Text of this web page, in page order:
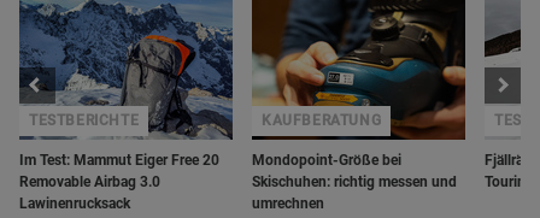
Im Test: Mammut Eiger Free 20
Removable Airbag 3.0
Lawinenrucksack
TESTBERICHTE
Mondopoint-Größe bei
Skischuhen: richtig messen und
umrechnen
KAUFBERATUNG
Touring